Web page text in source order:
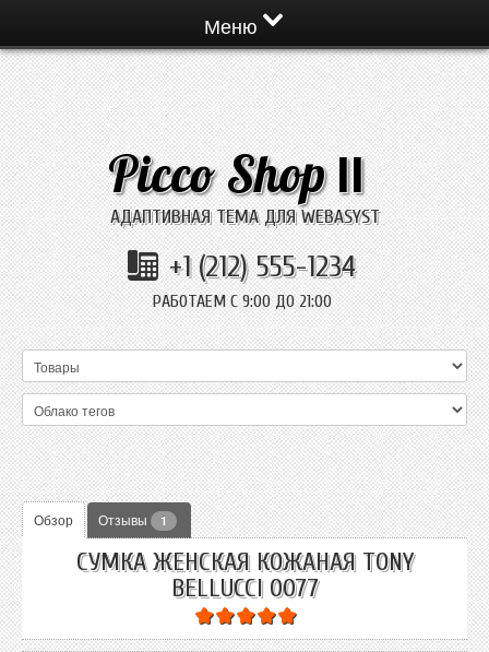
Меню
Picco ShopII
АДАПТИВНАЯ ТЕМА ДЛЯ WEBASYST
+1 (212) 555-1234
РАБОТАЕМ С 9:00 ДО 21:00
Обзор Отзывы 1
СУМКА ЖЕНСКАЯ КОЖАНАЯ TONY
BELLUCCI 0077